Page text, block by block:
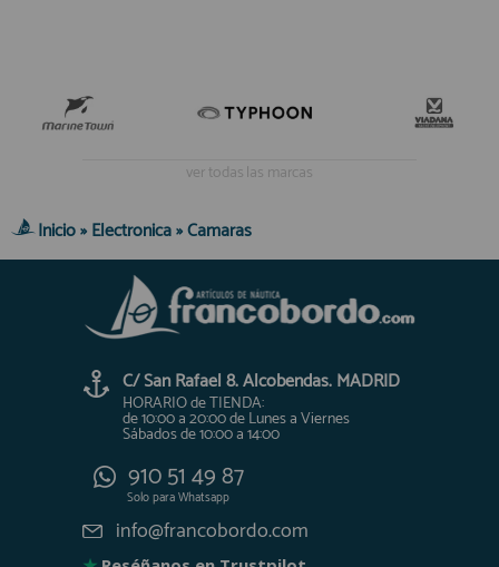
ver todas las marcas
Inicio»Electronica»Camaras
C/ San Rafael 8. Alcobendas. MADRID
HORARIO de TIENDA:
de 10:00 a 20:00 de Lunes a Viernes
Sábados de 10:00 a 14:00
910 51 49 87
Solo paraWhatsapp
info@francobordo.com